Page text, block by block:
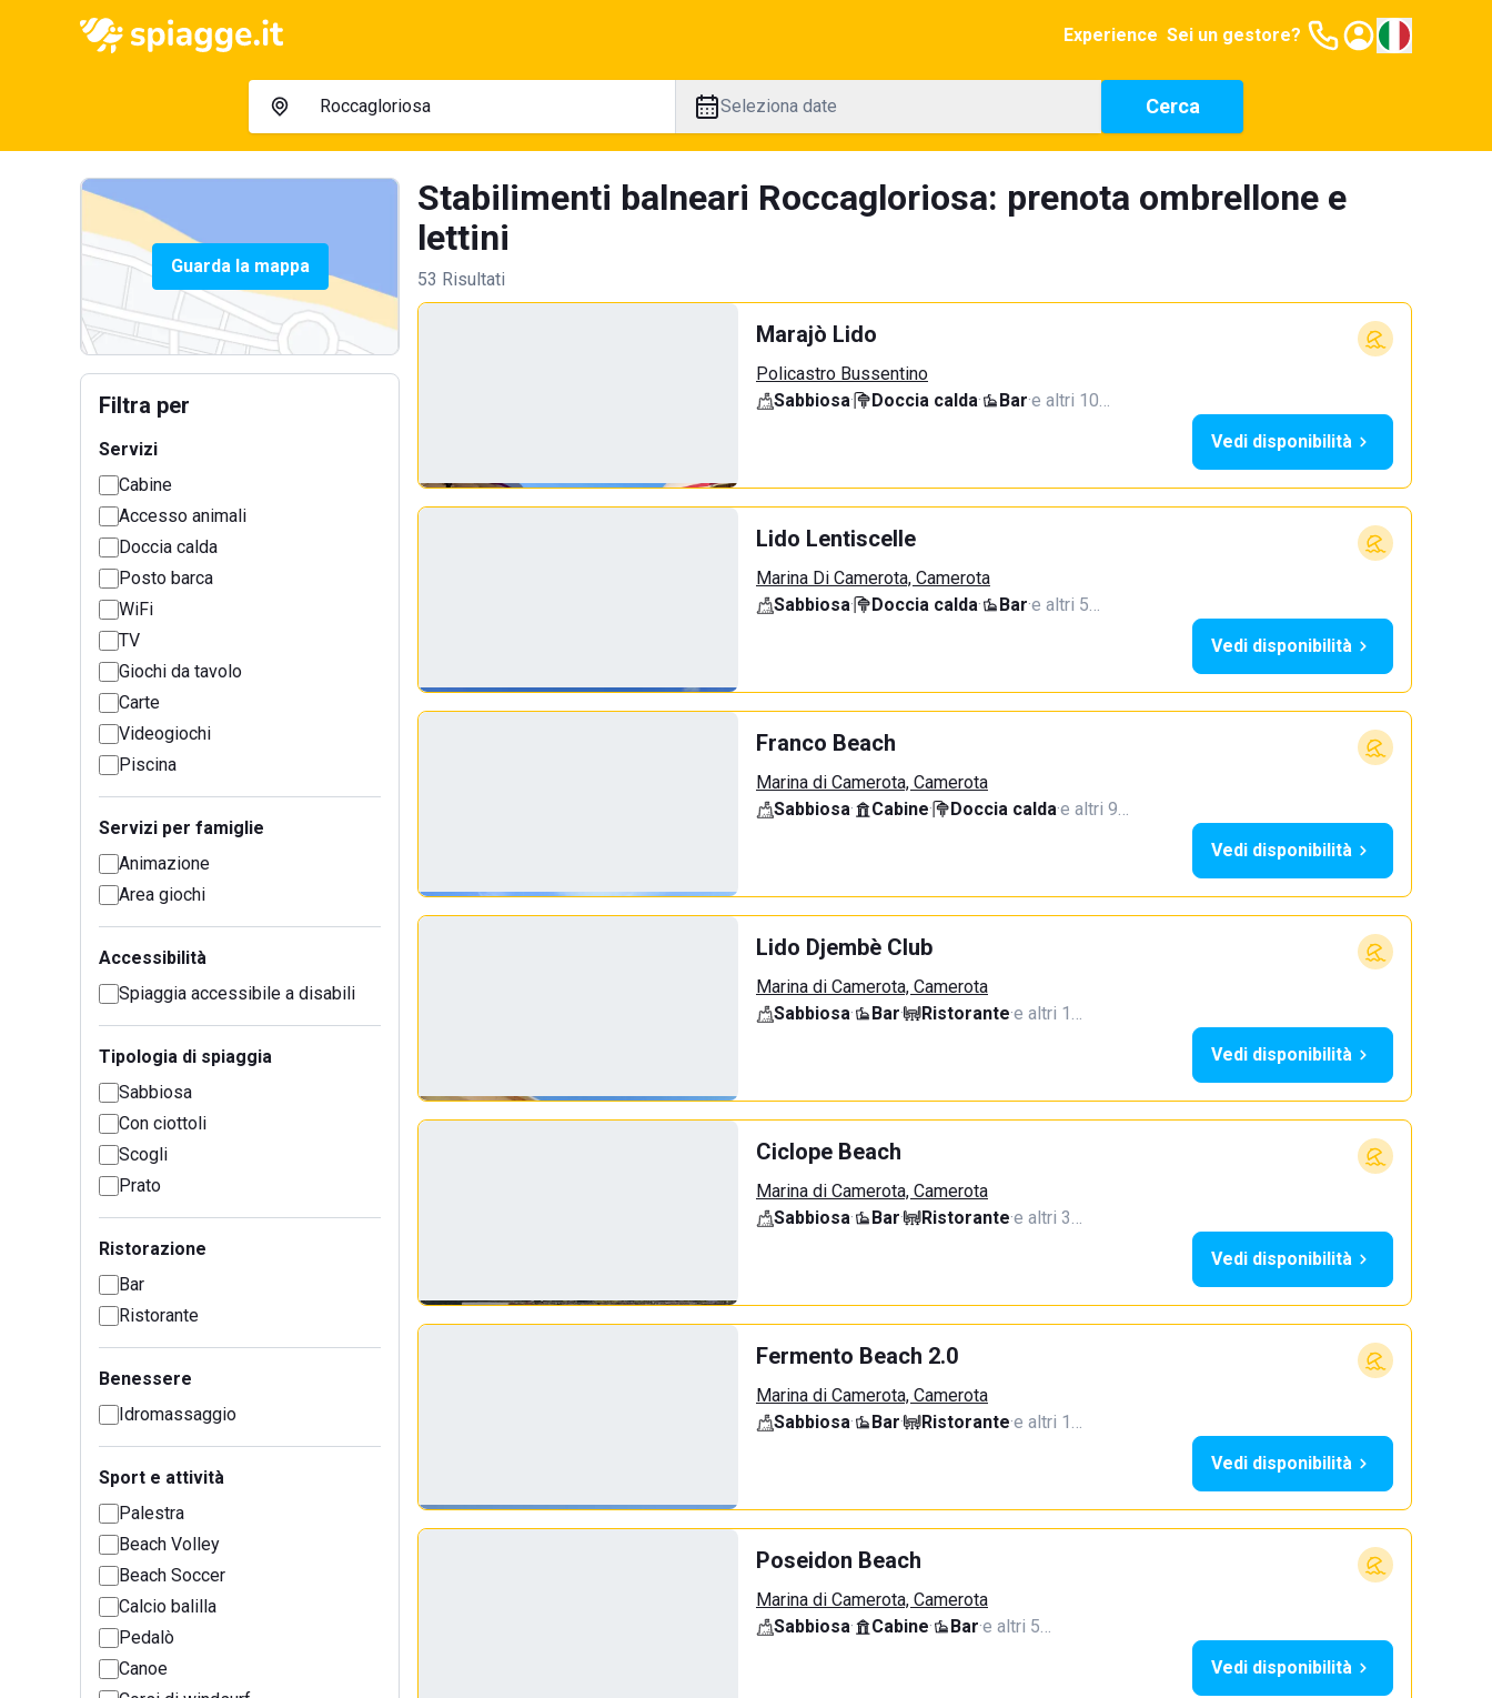
Experience Sei un gestore?
Seleziona date Cerca
Guarda la mappa
Filtra per
Servizi
Cabine
Accesso animali
Doccia calda
Posto barca
WiFi
TV
Giochi da tavolo
Carte
Videogiochi
Piscina
Servizi per famiglie
Animazione
Area giochi
Accessibilità
Spiaggia accessibile a disabili
Tipologia di spiaggia
Sabbiosa
Con ciottoli
Scogli
Prato
Ristorazione
Bar
Ristorante
Benessere
Idromassaggio
Sport e attività
Palestra
Beach Volley
Beach Soccer
Calcio balilla
Pedalò
Canoe
Stabilimenti balneari Roccagloriosa: prenota ombrellone e
lettini
53 Risultati
Marajò Lido
Policastro Bussentino
Sabbiosa· Doccia calda· Bar·e altri 10…
Vedi disponibilità
Lido Lentiscelle
Marina Di Camerota, Camerota
Sabbiosa· Doccia calda· Bar·e altri 5…
Vedi disponibilità
Franco Beach
Marina di Camerota, Camerota
Sabbiosa· Cabine· Doccia calda·e altri 9…
Vedi disponibilità
Lido Djembè Club
Marina di Camerota, Camerota
Sabbiosa· Bar· Ristorante·e altri 1…
Vedi disponibilità
Ciclope Beach
Marina di Camerota, Camerota
Sabbiosa· Bar· Ristorante·e altri 3…
Vedi disponibilità
Fermento Beach 2.0
Marina di Camerota, Camerota
Sabbiosa· Bar· Ristorante·e altri 1…
Vedi disponibilità
Poseidon Beach
Marina di Camerota, Camerota
Sabbiosa· Cabine· Bar·e altri 5…
Vedi disponibilità